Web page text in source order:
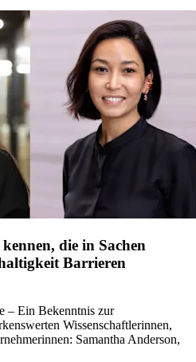
die in Sachen
Barrieren
– Ein Bekenntnis zur
Wissenschaftlerinnen,
Samantha Anderson,